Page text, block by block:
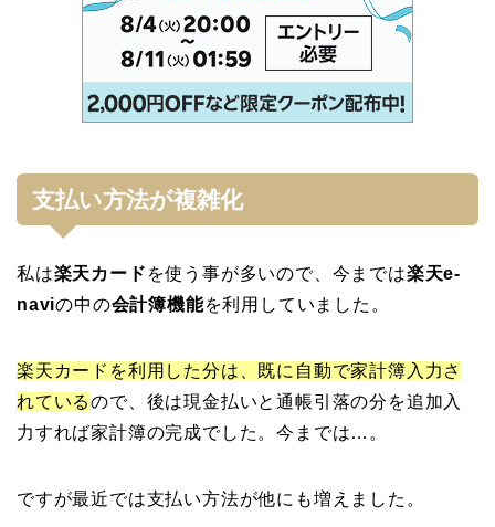
支払い方法が複雑化
私は楽天カード を使う事が多いので、今までは楽天e-
naviの中の会計簿機能を利用していました。
楽天カードを利用した分は、既に自動で家計簿入力さ
れているので、後は現金払いと通帳引落の分を追加入
力すれば家計簿の完成でした。今までは…。
ですが最近では支払い方法が他にも増えました。